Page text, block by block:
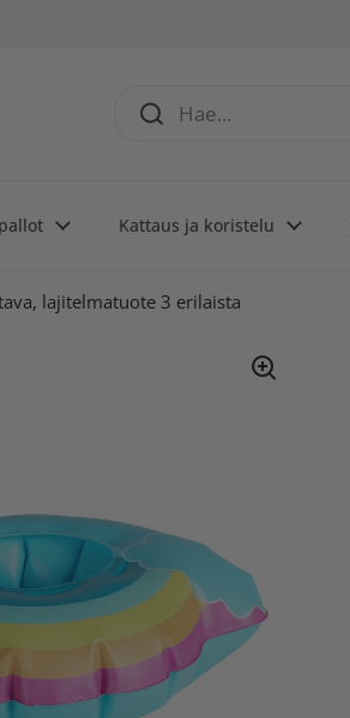
Kattaus ja koristelu
lajitelmatuote 3 erilaista